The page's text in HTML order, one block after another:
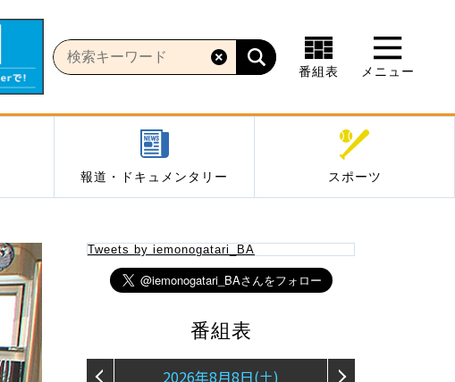
番組表 メニュー
報道・ドキュメンタリー スポーツ
Tweets by iemonogatari_BA
番組表